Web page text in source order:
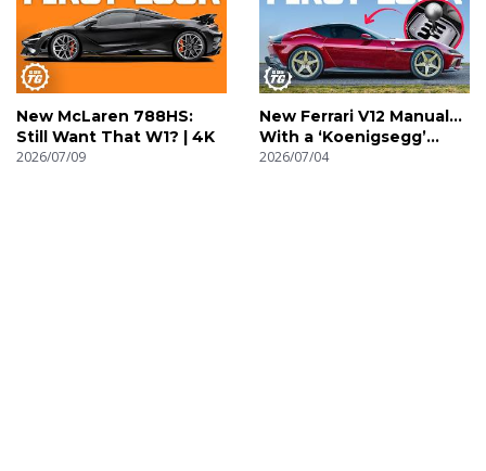
New McLaren 788HS:
Still Want That W1? | 4K
2026/07/09
New Ferrari V12 Manual…
With a ‘Koenigsegg’
Gearbox! | 4K
2026/07/04